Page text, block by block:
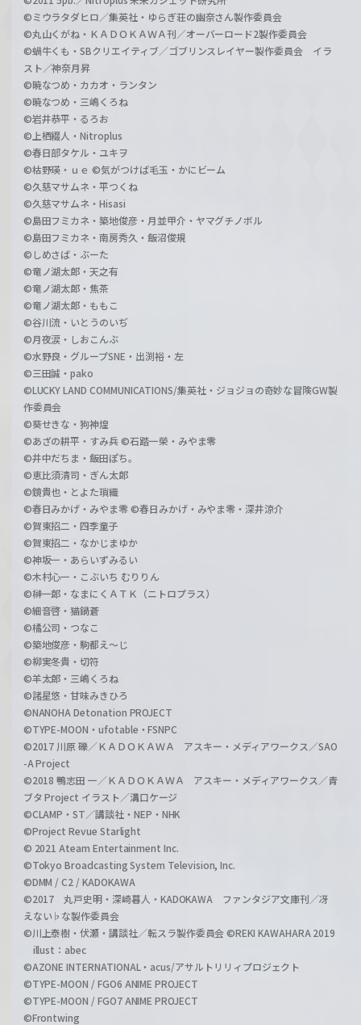
©ミウラタダヒロ／集英社・ゆらぎ荘の幽奈さん製作委員会
©丸山くがね・ＫＡＤＯＫＡＷＡ刊／オーバーロード2製作委員会
©蝸牛くも・SBクリエイティブ／ゴブリンスレイヤー製作委員会 イラ
スト／神奈月昇
©暁なつめ・カカオ・ランタン
©暁なつめ・三嶋くろね
©岩井恭平・るろお
©上栖綴人・Nitroplus
©春日部タケル・ユキヲ
©枯野瑛・ｕｅ ©気がつけば毛玉・かにビーム
©久慈マサムネ・平つくね
©久慈マサムネ・Hisasi
©島田フミカネ・築地俊彦・月並甲介・ヤマグチノボル
©島田フミカネ・南房秀久・飯沼俊規
©しめさば・ぶーた
©竜ノ湖太郎・天之有
©竜ノ湖太郎・焦茶
©竜ノ湖太郎・ももこ
©谷川流・いとうのいぢ
©月夜涙・しおこんぶ
©水野良・グループSNE・出渕裕・左
©三田誠・pako
©LUCKY LAND COMMUNICATIONS/集英社・ジョジョの奇妙な冒険GW製
作委員会
©葵せきな・狗神煌
©あざの耕平・すみ兵 ©石踏一榮・みやま零
©井中だちま・飯田ぽち。
©恵比須清司・ぎん太郎
©鏡貴也・とよた瑣織
©春日みかげ・みやま零 ©春日みかげ・みやま零・深井涼介
©賀東招二・四季童子
©賀東招二・なかじまゆか
©神坂一・あらいずみるい
©木村心一・こぶいち むりりん
©榊一郎・なまにくＡＴＫ（ニトロプラス）
©細音啓・猫鍋蒼
©橘公司・つなこ
©築地俊彦・駒都え～じ
©柳実冬貴・切符
©羊太郎・三嶋くろね
©諸星悠・甘味みきひろ
©NANOHA Detonation PROJECT
©TYPE-MOON・ufotable・FSNPC
©2017 川原 礫／ＫＡＤＯＫＡＷＡ アスキー・メディアワークス／SAO
-A Project
©2018 鴨志田 一／ＫＡＤＯＫＡＷＡ アスキー・メディアワークス／青
ブタ Project イラスト／溝口ケージ
©CLAMP・ST／講談社・NEP・NHK
©Project Revue Starlight
© 2021 Ateam Entertainment Inc.
©Tokyo Broadcasting System Television, Inc.
©DMM / C2 / KADOKAWA
©2017 丸戸史明・深崎暮人・KADOKAWA ファンタジア文庫刊／冴
えない♭な製作委員会
©川上泰樹・伏瀬・講談社／転スラ製作委員会 ©REKI KAWAHARA 2019
illust：abec
©AZONE INTERNATIONAL・acus/アサルトリリィプロジェクト
©TYPE-MOON / FGO6 ANIME PROJECT
©TYPE-MOON / FGO7 ANIME PROJECT
©Frontwing